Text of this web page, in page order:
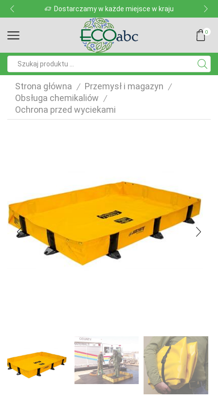
Dostarczamy w każde miejsce w kraju
0
Strona główna / Przemysł i magazyn /
Obsługa chemikaliów /
Ochrona przed wyciekami